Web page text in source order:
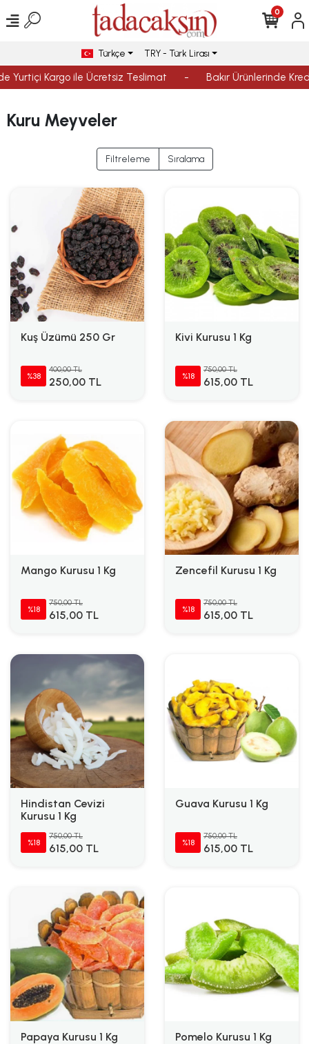
Kargo ile Ücretsiz Teslimat Bakır Ürünlerinde Kredi
0
Türkçe TRY - Türk Lirası
Kuru Meyveler
Filtreleme Sıralama
Kuş Üzümü 250 Gr
%38
400,00 TL
250,00 TL
Kivi Kurusu 1 Kg
%18
750,00 TL
615,00 TL
Mango Kurusu 1 Kg
%18
750,00 TL
615,00 TL
Zencefil Kurusu 1 Kg
%18
750,00 TL
615,00 TL
Hindistan Cevizi
Kurusu 1 Kg
%18
750,00 TL
615,00 TL
Guava Kurusu 1 Kg
%18
750,00 TL
615,00 TL
Papaya Kurusu 1 Kg Pomelo Kurusu 1 Kg